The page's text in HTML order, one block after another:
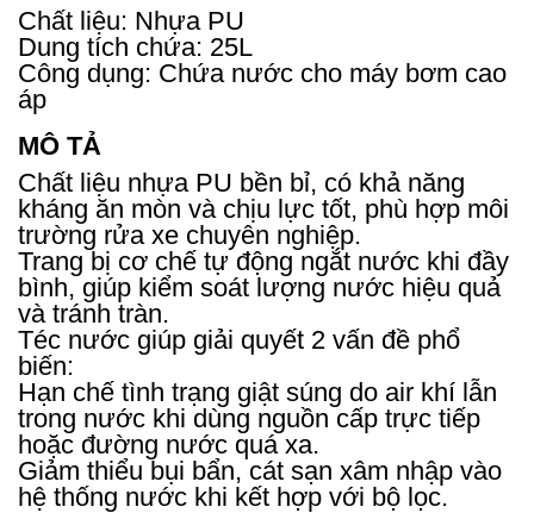
Chất liệu: Nhựa PU
Dung tích chứa: 25L
Công dụng: Chứa nước cho máy bơm cao
áp
MÔ TẢ
Chất liệu nhựa PU bền bỉ, có khả năng
kháng ăn mòn và chịu lực tốt, phù hợp môi
trường rửa xe chuyên nghiệp.
Trang bị cơ chế tự động ngắt nước khi đầy
bình, giúp kiểm soát lượng nước hiệu quả
và tránh tràn.
Téc nước giúp giải quyết 2 vấn đề phổ
biến:
Hạn chế tình trạng giật súng do air khí lẫn
trong nước khi dùng nguồn cấp trực tiếp
hoặc đường nước quá xa.
Giảm thiểu bụi bẩn, cát sạn xâm nhập vào
hệ thống nước khi kết hợp với bộ lọc.